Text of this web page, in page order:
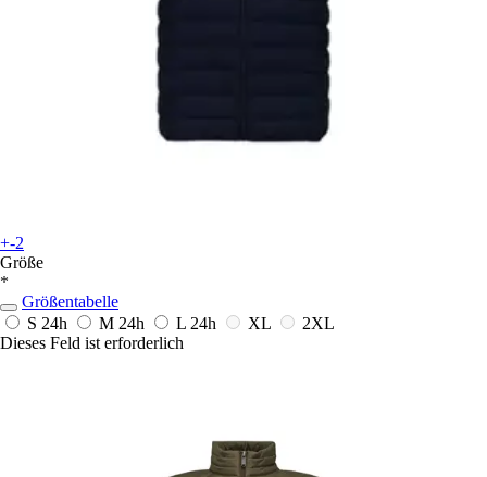
+-2
Größe
*
Größentabelle
S 24h M 24h L 24h XL
2XL
Dieses Feld ist erforderlich